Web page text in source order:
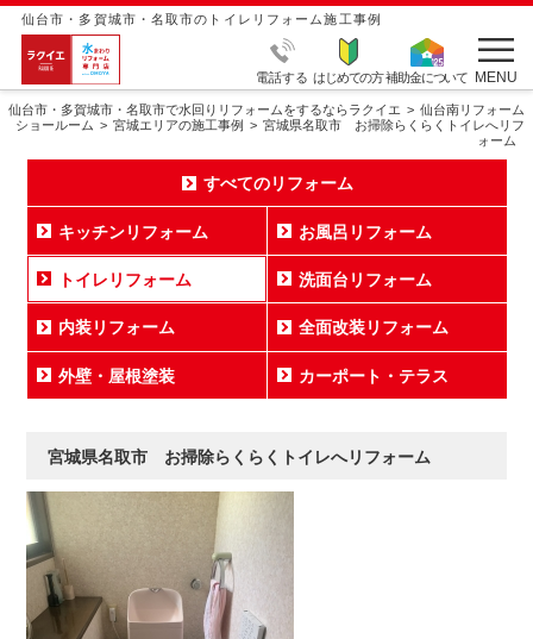
仙台市・多賀城市・名取市のトイレリフォーム施工事例
電話する はじめての方補助金について MENU
仙台市・多賀城市・名取市で水回りリフォームをするならラクイエ
仙台南リフォーム
ショールーム
宮城エリアの施工事例
宮城県名取市 お掃除らくらくトイレへリフ
ォーム
すべてのリフォーム
キッチンリフォーム お風呂リフォーム
トイレリフォーム 洗面台リフォーム
内装リフォーム 全面改装リフォーム
外壁・屋根塗装 カーポート・テラス
宮城県名取市 お掃除らくらくトイレへリフォーム